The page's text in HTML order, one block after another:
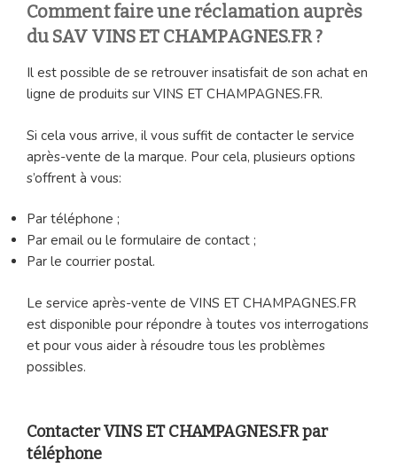
Comment faire une réclamation auprès
du SAV VINS ET CHAMPAGNES.FR ?
Il est possible de se retrouver insatisfait de son achat en
ligne de produits sur VINS ET CHAMPAGNES.FR.
Si cela vous arrive, il vous suffit de contacter le service
après-vente de la marque. Pour cela, plusieurs options
s’offrent à vous:
Par téléphone ;
Par email ou le formulaire de contact ;
Par le courrier postal.
Le service après-vente de VINS ET CHAMPAGNES.FR
est disponible pour répondre à toutes vos interrogations
et pour vous aider à résoudre tous les problèmes
possibles.
Contacter VINS ET CHAMPAGNES.FR par
téléphone